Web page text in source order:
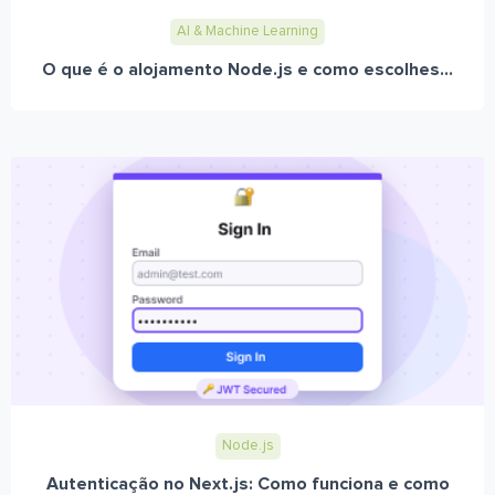
AI & Machine Learning
O que é o alojamento Node.js e como escolhes...
Node.js
Autenticação no Next.js: Como funciona e como